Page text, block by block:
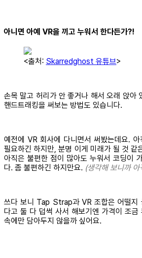
아니면 아예 VR을 끼고 누워서 한다든가?!
<출처: Skarredghost 유튜브>
손목 말고 허리가 안 좋거나 해서 오래 앉아
핸드트래킹을 써보는 방법도 있습니다.
예전에 VR 회사에 다니면서 써봤는데요.
필요하긴 하지만, 분명 이게 미래가 될 것 같
아직은 불편한 점이 많아도 누워서 코딩이
다. 좀 불편하긴 하지만요. (생각해 보니까
쓰다 보니 Tap Strap과 VR 조합은 어떨지
다고 둘 다 덥썩 사서 해보기엔 가격이 조금
속에만 담아두지 않을까 싶어요.